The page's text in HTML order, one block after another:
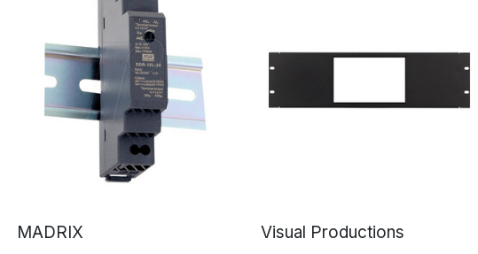
MADRIX Visual Productions